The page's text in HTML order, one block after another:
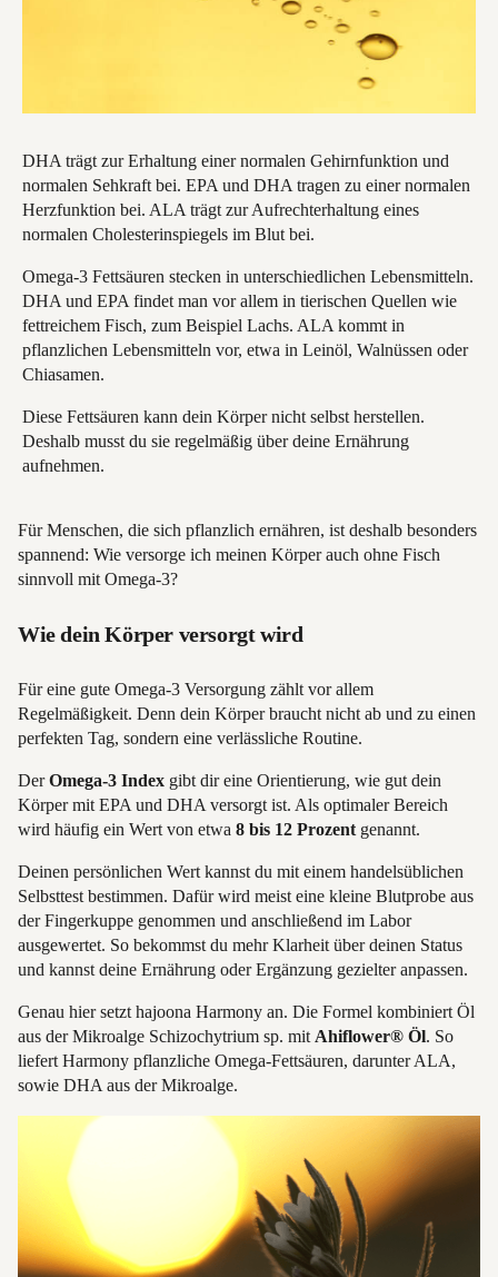
DHA trägt zur Erhaltung einer normalen Gehirnfunktion und
normalen Sehkraft bei. EPA und DHA tragen zu einer normalen
Herzfunktion bei. ALA trägt zur Aufrechterhaltung eines
normalen Cholesterinspiegels im Blut bei.
Omega-3 Fettsäuren stecken in unterschiedlichen Lebensmitteln.
DHA und EPA findet man vor allem in tierischen Quellen wie
fettreichem Fisch, zum Beispiel Lachs. ALA kommt in
pflanzlichen Lebensmitteln vor, etwa in Leinöl, Walnüssen oder
Chiasamen.
Diese Fettsäuren kann dein Körper nicht selbst herstellen.
Deshalb musst du sie regelmäßig über deine Ernährung
aufnehmen.
Für Menschen, die sich pflanzlich ernähren, ist deshalb besonders
spannend: Wie versorge ich meinen Körper auch ohne Fisch
sinnvoll mit Omega-3?
Wie dein Körper versorgt wird
Für eine gute Omega-3 Versorgung zählt vor allem
Regelmäßigkeit. Denn dein Körper braucht nicht ab und zu einen
perfekten Tag, sondern eine verlässliche Routine.
DerOmega-3 Index gibt dir eine Orientierung, wie gut dein
Körper mit EPA und DHA versorgt ist. Als optimaler Bereich
wird häufig ein Wert von etwa 8 bis 12 Prozent genannt.
Deinen persönlichen Wert kannst du mit einem handelsüblichen
Selbsttest bestimmen. Dafür wird meist eine kleine Blutprobe aus
der Fingerkuppe genommen und anschließend im Labor
ausgewertet. So bekommst du mehr Klarheit über deinen Status
und kannst deine Ernährung oder Ergänzung gezielter anpassen.
Genau hier setzt hajoona Harmony an. Die Formel kombiniert Öl
aus der Mikroalge Schizochytrium sp. mit Ahiflower® Öl. So
liefert Harmony pflanzliche Omega-Fettsäuren, darunter ALA,
sowie DHA aus der Mikroalge.